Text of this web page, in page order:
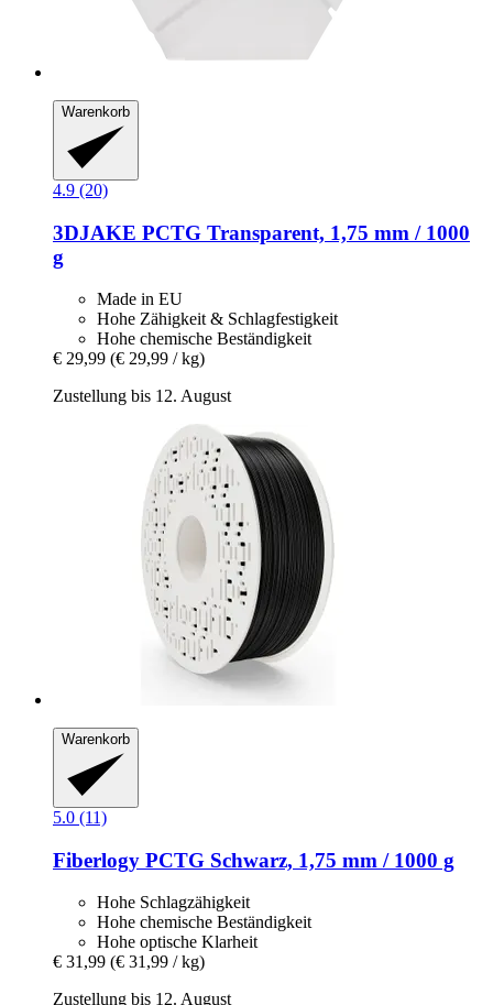
Warenkorb
4.9 (20)
3DJAKE PCTG Transparent, 1,75 mm / 1000
g
Made in EU
Hohe Zähigkeit & Schlagfestigkeit
Hohe chemische Beständigkeit
€ 29,99 (€ 29,99 / kg)
Zustellung bis 12. August
Warenkorb
5.0 (11)
Fiberlogy PCTG Schwarz, 1,75 mm / 1000 g
Hohe Schlagzähigkeit
Hohe chemische Beständigkeit
Hohe optische Klarheit
€ 31,99 (€ 31,99 / kg)
Zustellung bis 12. August